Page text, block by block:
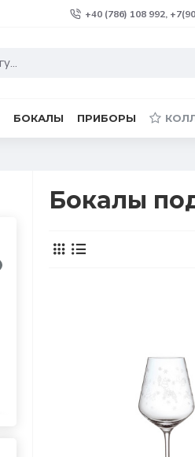
+40 (786) 108 992,
БОКАЛЫ ПРИБОРЫ
Бокалы